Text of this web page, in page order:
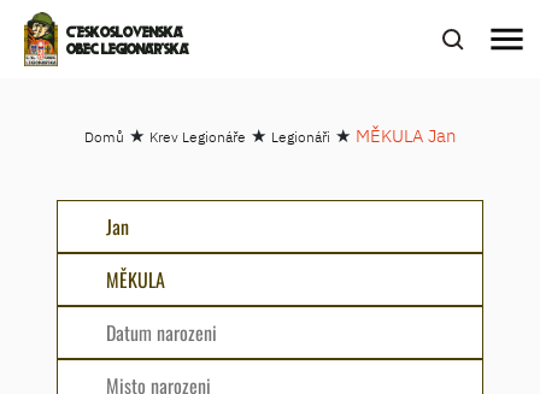
ČESKOSLOVENSKÁ
OBEC LEGIONÁŘSKÁ
menu
Domů ★ Krev Legionáře ★ Legionáři ★ MĚKULA Jan